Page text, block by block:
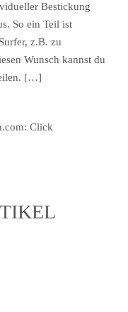
Bestickung
So ein Teil ist
z.B. zu
Wunsch kannst du
[…]
Click